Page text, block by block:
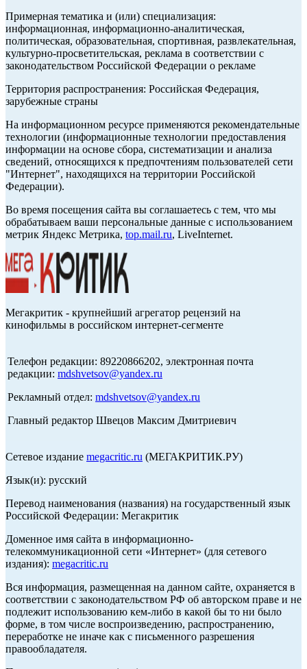
Примерная тематика и (или) специализация:
информационная, информационно-аналитическая,
политическая, образовательная, спортивная, развлекательная,
культурно-просветительская, реклама в соответствии с
законодательством Российской Федерации о рекламе
Территория распространения: Российская Федерация,
зарубежные страны
На информационном ресурсе применяются рекомендательные
технологии (информационные технологии предоставления
информации на основе сбора, систематизации и анализа
сведений, относящихся к предпочтениям пользователей сети
"Интернет", находящихся на территории Российской
Федерации).
Во время посещения сайта вы соглашаетесь с тем, что мы
обрабатываем ваши персональные данные с использованием
метрик Яндекс Метрика, top.mail.ru, LiveInternet.
Мегакритик - крупнейший агрегатор рецензий на
кинофильмы в российском интернет-сегменте
Телефон редакции: 89220866202, электронная почта
редакции: mdshvetsov@yandex.ru
Рекламный отдел: mdshvetsov@yandex.ru
Главный редактор Швецов Максим Дмитриевич
Сетевое издание megacritic.ru (МЕГАКРИТИК.РУ)
Язык(и): русский
Перевод наименования (названия) на государственный язык
Российской Федерации: Мегакритик
Доменное имя сайта в информационно-
телекоммуникационной сети «Интернет» (для сетевого
издания): megacritic.ru
Вся информация, размещенная на данном сайте, охраняется в
соответствии с законодательством РФ об авторском праве и не
подлежит использованию кем-либо в какой бы то ни было
форме, в том числе воспроизведению, распространению,
переработке не иначе как с письменного разрешения
правообладателя.